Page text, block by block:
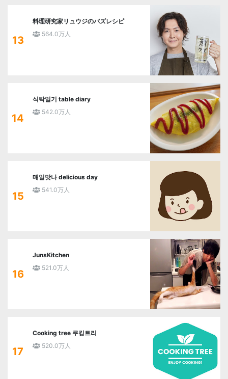
13
料理研究家リュウジのバズレシピ
564.0万人
14
식탁일기 table diary
542.0万人
15
매일맛나 delicious day
541.0万人
16
JunsKitchen
521.0万人
17
Cooking tree 쿠킹트리
520.0万人